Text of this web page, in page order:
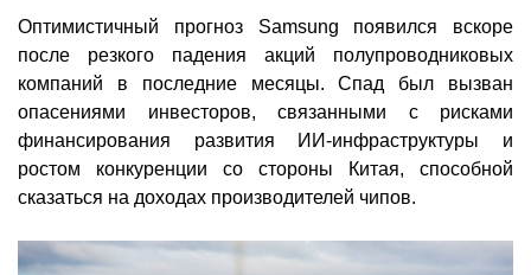
Оптимистичный прогноз Samsung появился вскоре
после резкого падения акций полупроводниковых
компаний в последние месяцы. Спад был вызван
опасениями инвесторов, связанными с рисками
финансирования развития ИИ-инфраструктуры и
ростом конкуренции со стороны Китая, способной
сказаться на доходах производителей чипов.